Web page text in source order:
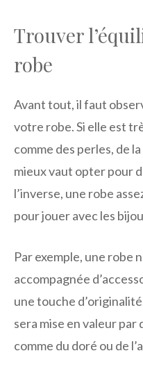
Trouver
robe
Avant tout, il faut
votre robe. Si elle est
comme des perles, de
mieux vaut opter pour
l’inverse, une robe
pour jouer avec les
Par exemple, une robe
accompagnée
une touche
sera mise en valeur
comme du doré ou de